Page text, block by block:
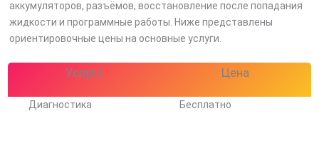
аккумуляторов, разъёмов, восстановление после попадания
жидкости и программные работы. Ниже представлены
ориентировочные цены на основные услуги.
Услуга Цена
Диагностика Бесплатно